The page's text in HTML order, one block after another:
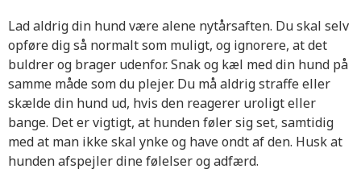
Lad aldrig din hund være alene nytårsaften. Du skal selv
opføre dig så normalt som muligt, og ignorere, at det
buldrer og brager udenfor. Snak og kæl med din hund på
samme måde som du plejer. Du må aldrig straffe eller
skælde din hund ud, hvis den reagerer uroligt eller
bange. Det er vigtigt, at hunden føler sig set, samtidig
med at man ikke skal ynke og have ondt af den. Husk at
hunden afspejler dine følelser og adfærd.